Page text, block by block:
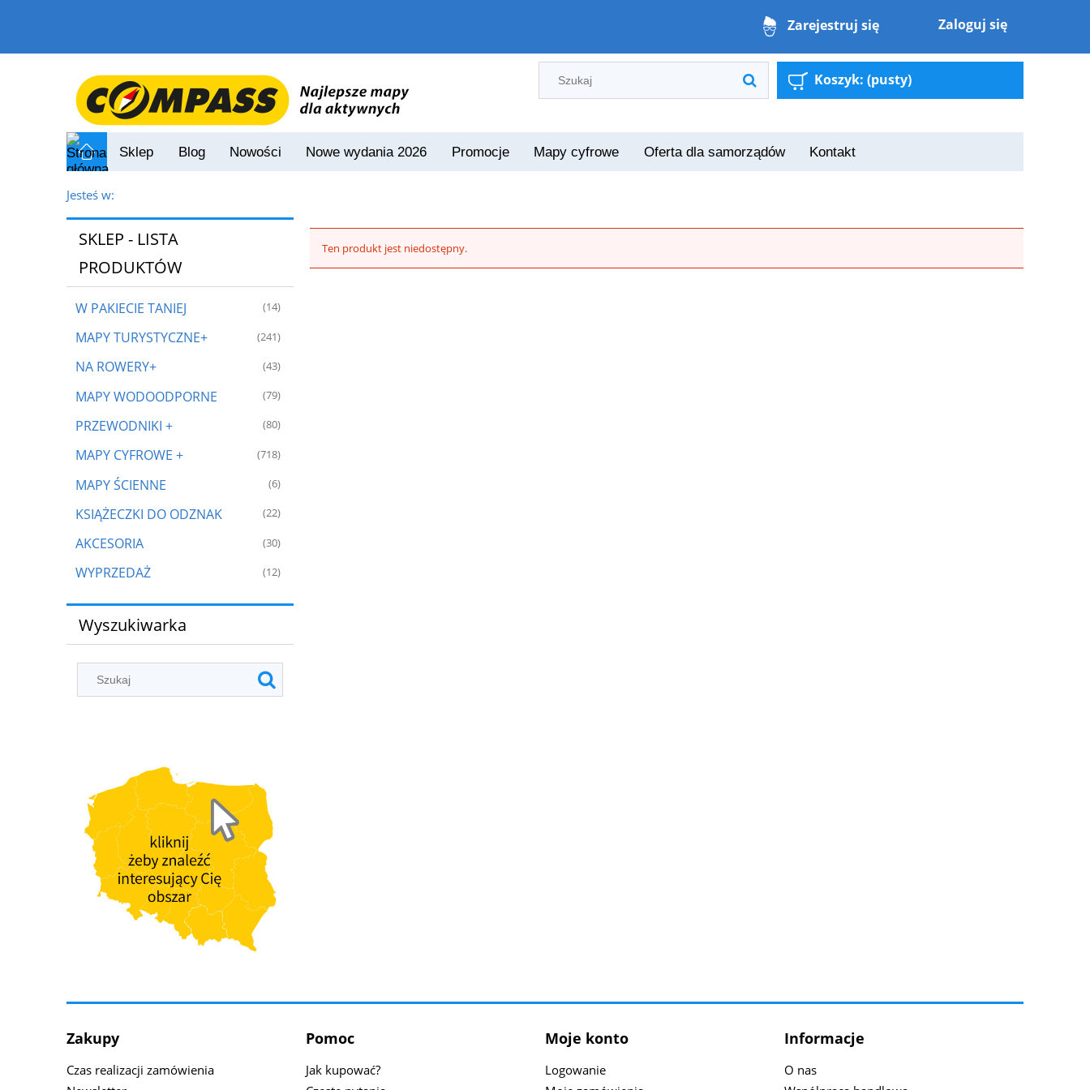
Zarejestruj się Zaloguj się
Koszyk: (pusty)
Sklep Blog Nowości Nowe wydania 2026 Promocje Mapy cyfrowe Oferta dla samorządów Kontakt
Jesteś w:
SKLEP - LISTA
PRODUKTÓW
W PAKIECIE TANIEJ (14)
MAPY TURYSTYCZNE+ (241)
NA ROWERY+ (43)
MAPY WODOODPORNE (79)
PRZEWODNIKI + (80)
MAPY CYFROWE + (718)
MAPY ŚCIENNE (6)
KSIĄŻECZKI DO ODZNAK (22)
AKCESORIA (30)
WYPRZEDAŻ (12)
Wyszukiwarka
Ten produkt jest niedostępny.
Zakupy
Czas realizacji zamówienia
Pomoc
Jak kupować?
Moje konto
Logowanie
Informacje
O nas